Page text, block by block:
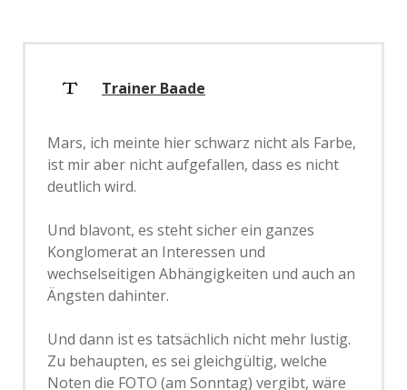
Trainer Baade
Mars, ich meinte hier schwarz nicht als Farbe,
ist mir aber nicht aufgefallen, dass es nicht
deutlich wird.
Und blavont, es steht sicher ein ganzes
Konglomerat an Interessen und
wechselseitigen Abhängigkeiten und auch an
Ängsten dahinter.
Und dann ist es tatsächlich nicht mehr lustig.
Zu behaupten, es sei gleichgültig, welche
Noten die FOTO (am Sonntag) vergibt, wäre